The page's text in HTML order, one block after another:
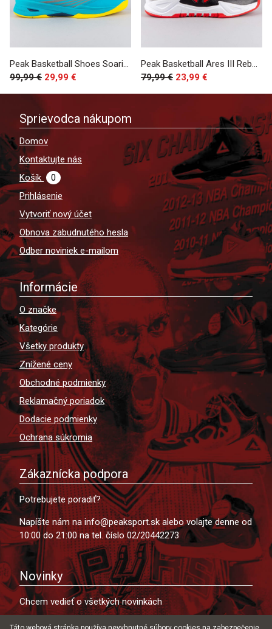
Peak Basketball Shoes Soaring II-7 3M Reflective Blue/Blue
99,99 € 29,99 €
Peak Basketball Ares III Reborn Shoes Black/Red
79,99 € 23,99 €
Sprievodca nákupom
Domov
Kontaktujte nás
Košík
0
Prihlásenie
Vytvoriť nový účet
Obnova zabudnutého hesla
Odber noviniek e-mailom
Informácie
O značke
Kategórie
Všetky produkty
Znížené ceny
Obchodné podmienky
Reklamačný poriadok
Dodacie podmienky
Ochrana súkromia
Zákaznícka podpora
Potrebujete poradiť?
Napíšte nám na info@peaksport.sk alebo volajte denne od
10:00 do 21:00 na tel. číslo 02/20442273
Novinky
Chcem vedieť o všetkých novinkách